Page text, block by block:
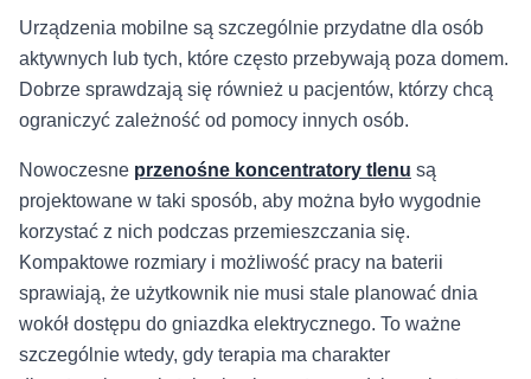
Urządzenia mobilne są szczególnie przydatne dla osób
aktywnych lub tych, które często przebywają poza domem.
Dobrze sprawdzają się również u pacjentów, którzy chcą
ograniczyć zależność od pomocy innych osób.
Nowoczesne przenośne koncentratory tlenu są
projektowane w taki sposób, aby można było wygodnie
korzystać z nich podczas przemieszczania się.
Kompaktowe rozmiary i możliwość pracy na baterii
sprawiają, że użytkownik nie musi stale planować dnia
wokół dostępu do gniazdka elektrycznego. To ważne
szczególnie wtedy, gdy terapia ma charakter